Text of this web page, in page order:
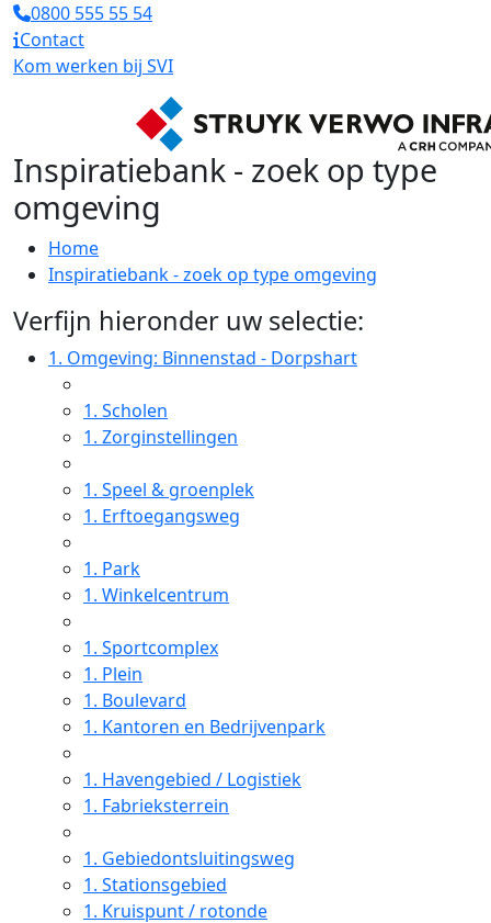
0800 555 55 54
Contact
Kom werken bij SVI
Inspiratiebank - zoek op type
omgeving
Home
Inspiratiebank - zoek op type omgeving
Verfijn hieronder uw selectie:
1. Omgeving: Binnenstad - Dorpshart
1. Scholen
1. Zorginstellingen
1. Speel & groenplek
1. Erftoegangsweg
1. Park
1. Winkelcentrum
1. Sportcomplex
1. Plein
1. Boulevard
1. Kantoren en Bedrijvenpark
1. Havengebied / Logistiek
1. Fabrieksterrein
1. Gebiedontsluitingsweg
1. Stationsgebied
1. Kruispunt / rotonde